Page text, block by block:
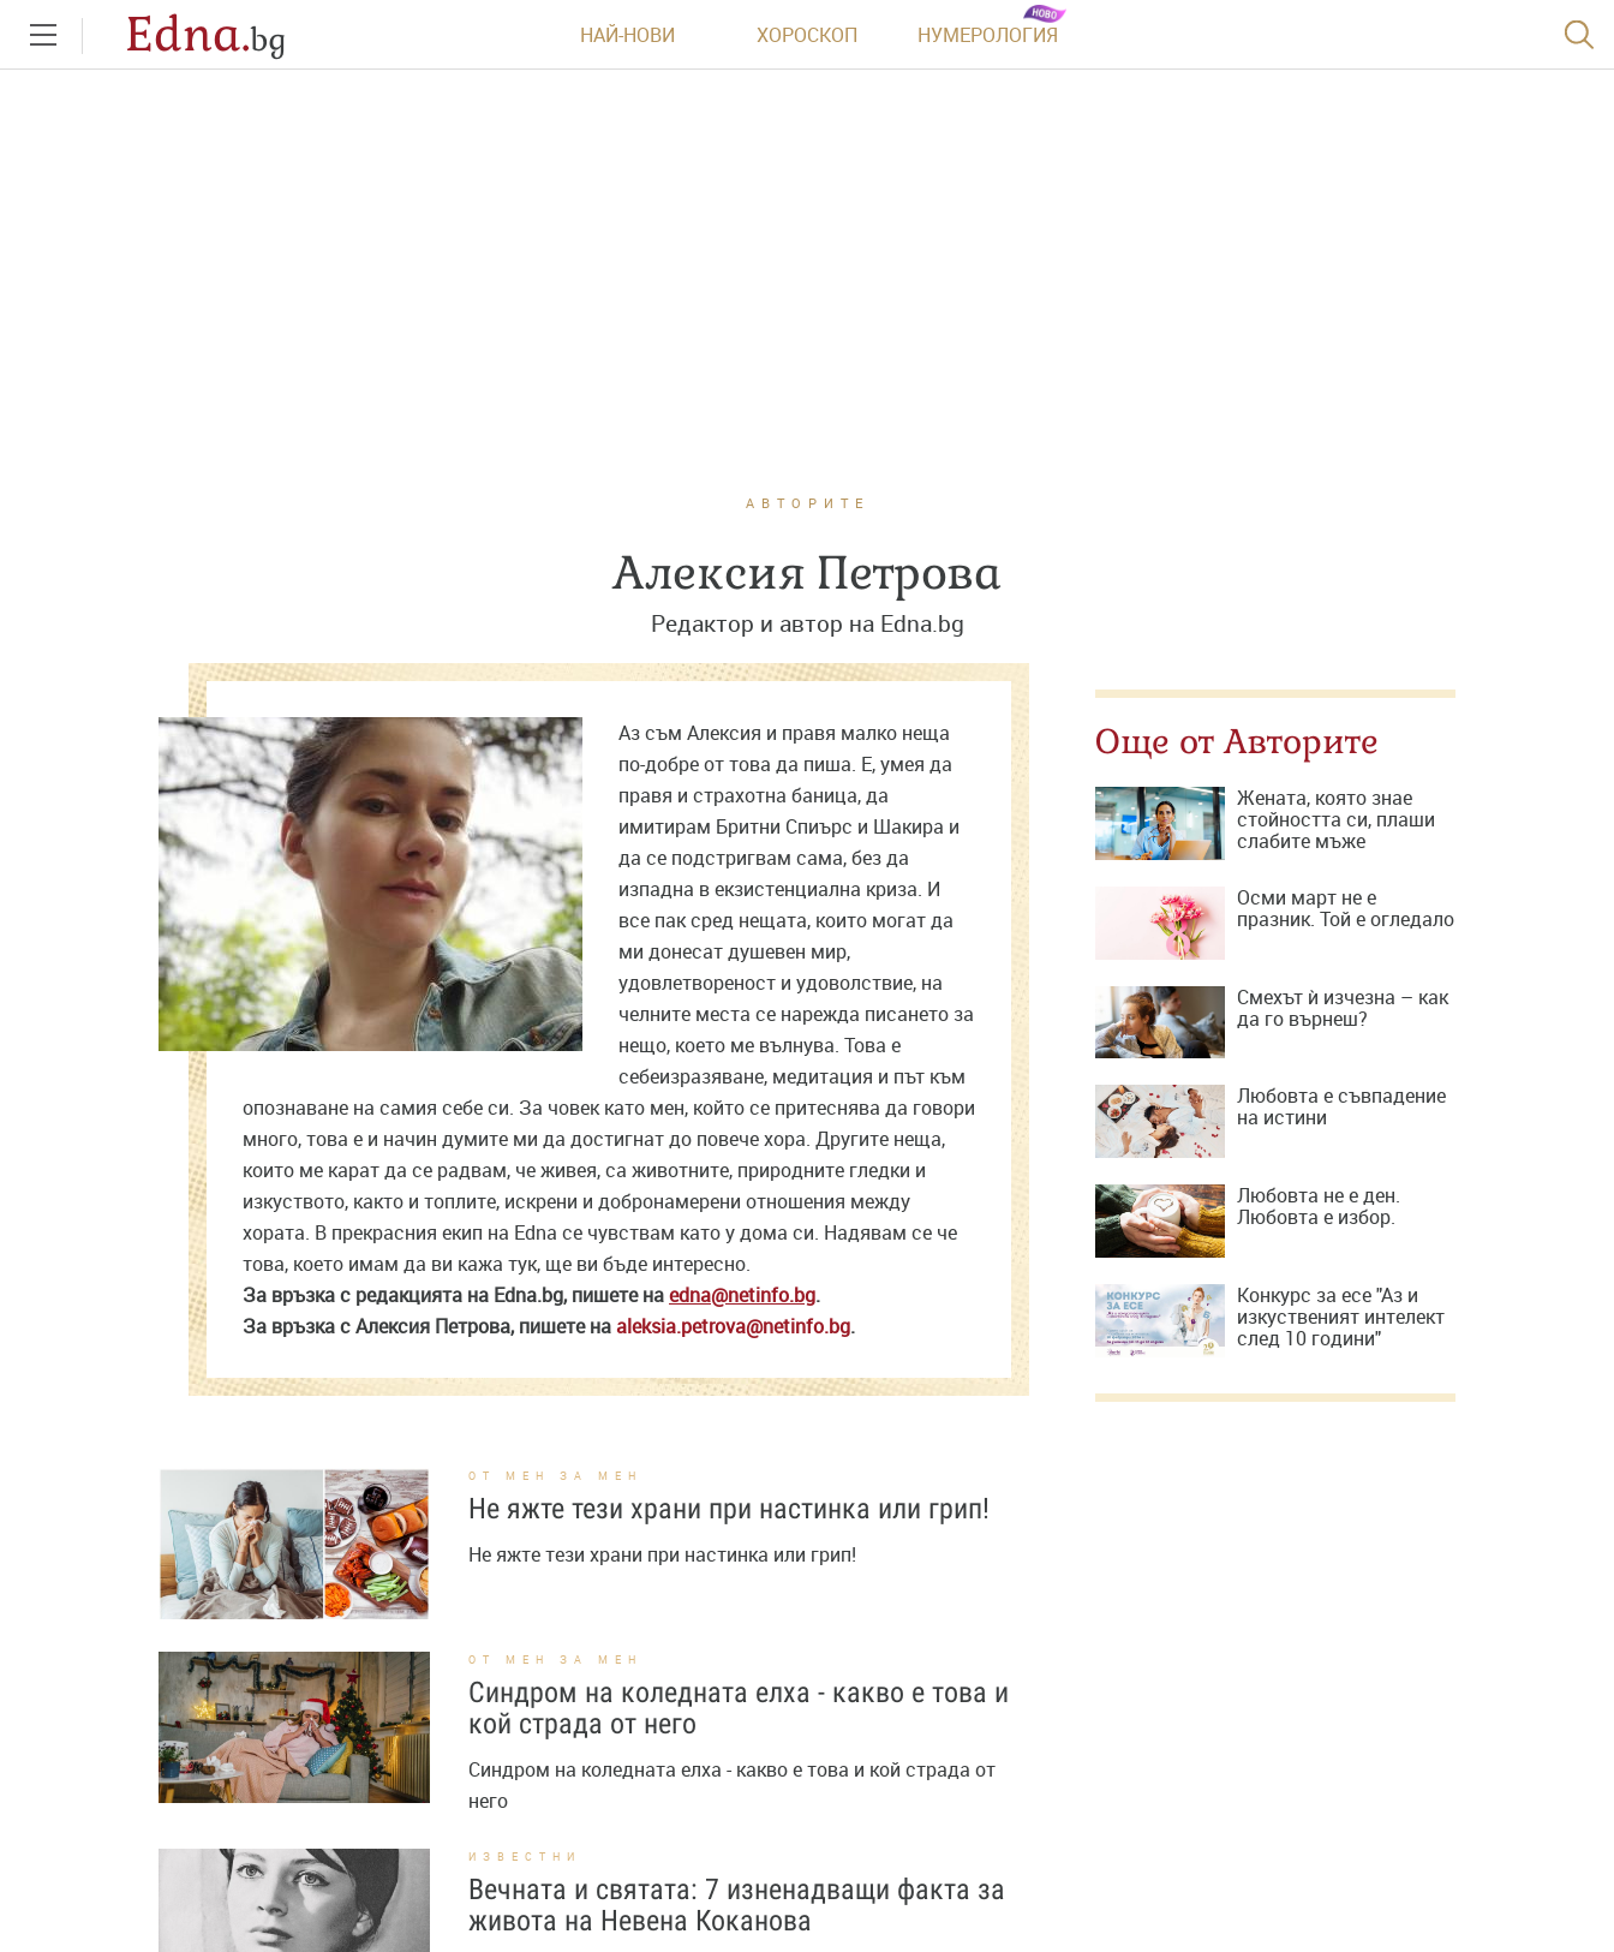
Edna.bg НАЙ-НОВИ ХОРОСКОП НУМЕРОЛОГИЯ
АВТОРИТЕ
Алексия Петрова
Редактор и автор на Edna.bg
Аз съм Алексия и правя малко неща
по-добре от това да пиша. Е, умея да
правя и страхотна баница, да
имитирам Бритни Спиърс и Шакира и
да се подстригвам сама, без да
изпадна в екзистенциална криза. И
все пак сред нещата, които могат да
ми донесат душевен мир,
удовлетвореност и удоволствие, на
челните места се нарежда писането за
нещо, което ме вълнува. Това е
себеизразяване, медитация и път към
опознаване на самия себе си. За човек като мен, който се притеснява да говори
много, това е и начин думите ми да достигнат до повече хора. Другите неща,
които ме карат да се радвам, че живея, са животните, природните гледки и
изкуството, както и топлите, искрени и добронамерени отношения между
хората. В прекрасния екип на Edna се чувствам като у дома си. Надявам се че
това, което имам да ви кажа тук, ще ви бъде интересно.
За връзка с редакцията на Edna.bg, пишете наedna@netinfo.bg.
За връзка с Алексия Петрова, пишете наaleksia.petrova@netinfo.bg.
ОТ МЕН ЗА МЕН
Не яжте тези храни при настинка или грип!
Не яжте тези храни при настинка или грип!
ОТ МЕН ЗА МЕН
Синдром на коледнaта елха - какво е това и
кой страда от него
Синдром на коледнaта елха - какво е това и кой страда от
него
ИЗВЕСТНИ
Вечната и святата: 7 изненадващи факта за
живота на Невена Коканова
Още от Авторите
Жената, която знае
стойността си, плаши
слабите мъже
Осми март не е
празник. Той е огледало
Смехът ѝ изчезна – как
да го върнеш?
Любовта е съвпадение
на истини
Любовта не е ден.
Любовта е избор.
Конкурс за есе "Аз и
изкуственият интелект
след 10 години"